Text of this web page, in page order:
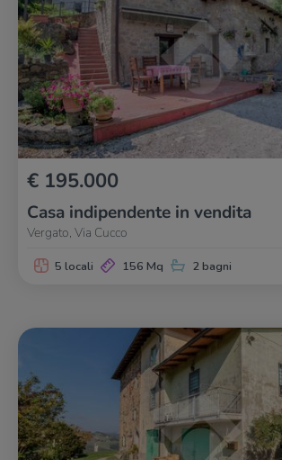
€ 195.000
Casa indipendente in vendita
Vergato, Via Cucco
5 locali 156 Mq 2 bagni